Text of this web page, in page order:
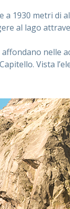
a 1930 metri di
al lago
nelle
Vista